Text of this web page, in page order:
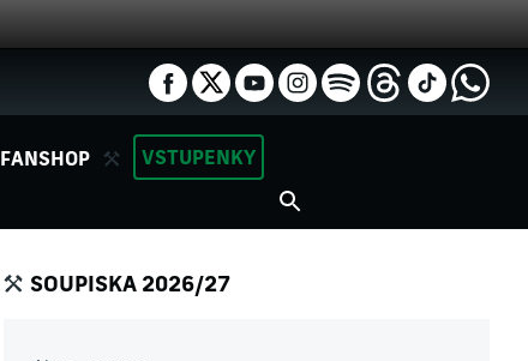
FANSHOP VSTUPENKY
SOUPISKA 2026/27